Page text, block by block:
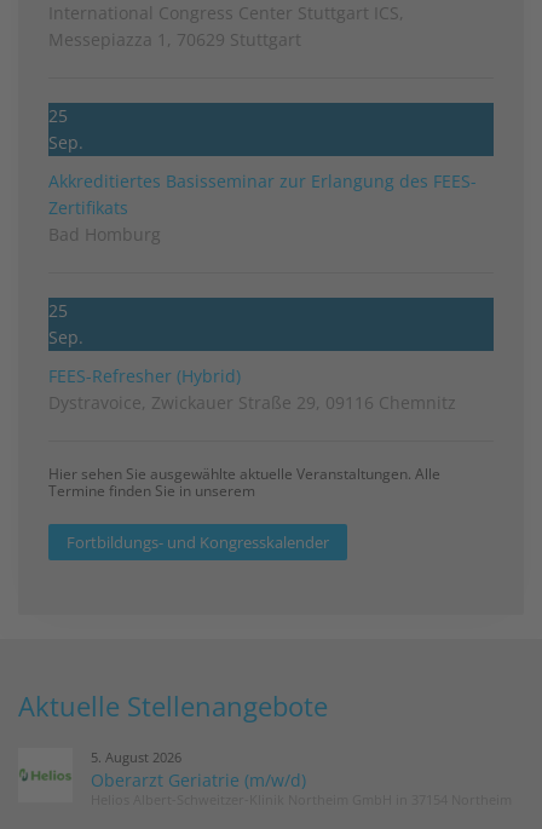
International Congress Center Stuttgart ICS,
Messepiazza 1, 70629 Stuttgart
25
Sep.
Akkreditiertes Basisseminar zur Erlangung des FEES-
Zertifikats
Bad Homburg
25
Sep.
FEES-Refresher (Hybrid)
Dystravoice, Zwickauer Straße 29, 09116 Chemnitz
Hier sehen Sie ausgewählte aktuelle Veranstaltungen. Alle
Termine finden Sie in unserem
Fortbildungs- und Kongresskalender
Aktuelle Stellenangebote
5. August 2026
Oberarzt Geriatrie (m/w/d)